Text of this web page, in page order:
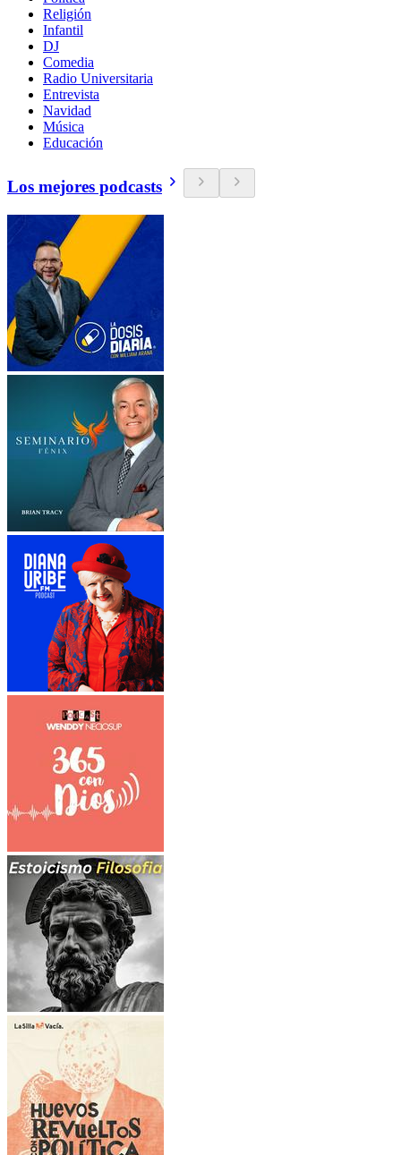
Religión
Infantil
DJ
Comedia
Radio Universitaria
Entrevista
Navidad
Música
Educación
Los mejores podcasts